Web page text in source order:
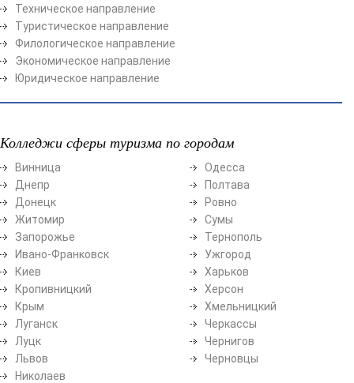
Техническое направление
Туристическое направление
Филологическое направление
Экономическое направление
Юридическое направление
Колледжи сферы туризма по городам
Винница
Днепр
Донецк
Житомир
Запорожье
Ивано-Франковск
Киев
Кропивницкий
Крым
Луганск
Луцк
Львов
Николаев
Одесса
Полтава
Ровно
Сумы
Тернополь
Ужгород
Харьков
Херсон
Хмельницкий
Черкассы
Чернигов
Черновцы